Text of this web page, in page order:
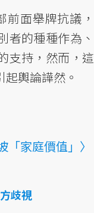
前面舉牌抗議，
者的種種作為、
支持，然而，這
輿論譁然。
「家庭價值」〉
歧視